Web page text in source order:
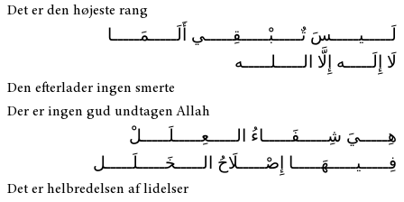
Det er den højeste rang
لَـــــيـــــسَ تٌـــــبْـــــقِـــــي أَلَـــــمَـــــا
لَا إِلَـــــه إِلَّا الـــــلـــــه
Den efterlader ingen smerte
Der er ingen gud undtagen Allah
هِـــــيَ شِـــــفَـــــاءُ الـــــعِـــــلَـــــلْ
فِـــــيـــــهَـــــا إِصْـــــلَاحُ الـــــخَـــــلَـــــل
Det er helbredelsen af lidelser